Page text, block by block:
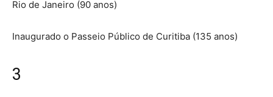
Rio de Janeiro (90 anos)
Inaugurado o Passeio Público de Curitiba (135 anos)
3